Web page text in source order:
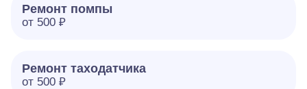
Ремонт помпы
от 500 ₽
Ремонт таходатчика
от 500 ₽